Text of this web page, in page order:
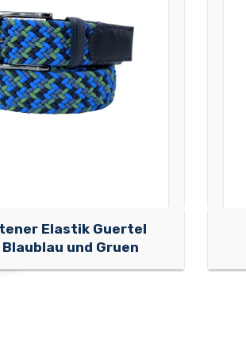
Elastik Guertel
und Gruen